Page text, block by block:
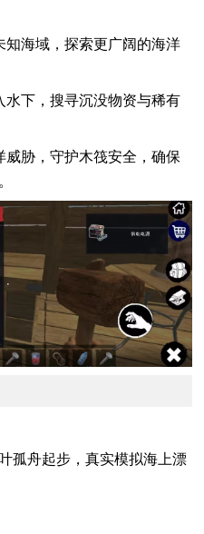
海域，探索更广阔的海洋
下，搜寻沉没物资与稀有
胁，守护木筏安全，确保
孤舟起步，真实模拟海上漂